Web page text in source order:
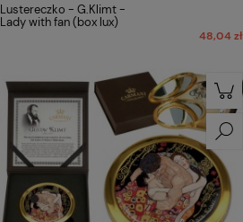
Lustereczko - G.Klimt -
Lady with fan (box lux)
48,04 zł